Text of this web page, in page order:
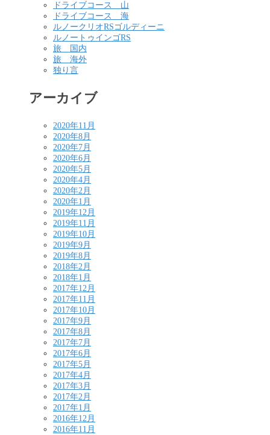
ドライブコース 山
ドライブコース 海
ルノークリオRSゴルディーニ
ルノートゥインゴRS
旅 国内
旅 海外
独り言
アーカイブ
2020年11月
2020年8月
2020年7月
2020年6月
2020年5月
2020年4月
2020年2月
2020年1月
2019年12月
2019年11月
2019年10月
2019年9月
2019年8月
2018年2月
2018年1月
2017年12月
2017年11月
2017年10月
2017年9月
2017年8月
2017年7月
2017年6月
2017年5月
2017年4月
2017年3月
2017年2月
2017年1月
2016年12月
2016年11月